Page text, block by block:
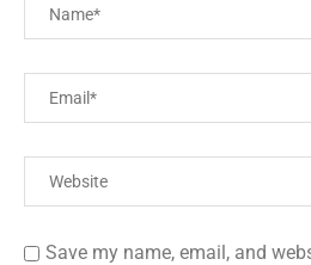
Save my name, email, and